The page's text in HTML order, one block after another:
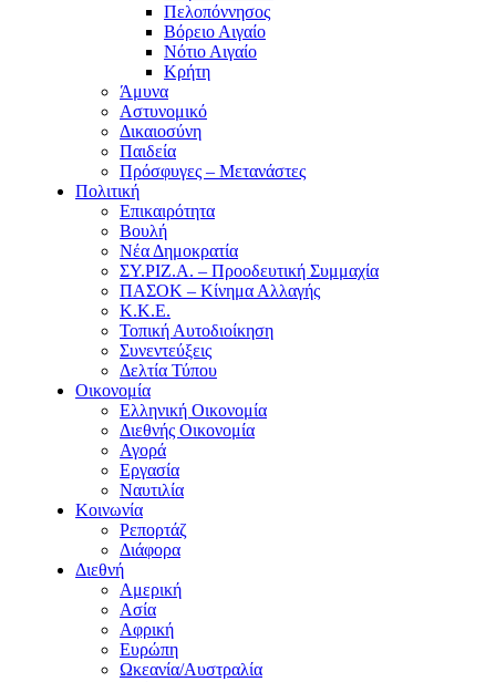
Πελοπόννησος
Βόρειο Αιγαίο
Νότιο Αιγαίο
Κρήτη
Άμυνα
Αστυνομικό
Δικαιοσύνη
Παιδεία
Πρόσφυγες – Μετανάστες
Πολιτική
Επικαιρότητα
Βουλή
Νέα Δημοκρατία
ΣΥ.ΡΙΖ.Α. – Προοδευτική Συμμαχία
ΠΑΣΟΚ – Κίνημα Αλλαγής
Κ.Κ.Ε.
Τοπική Αυτοδιοίκηση
Συνεντεύξεις
Δελτία Τύπου
Οικονομία
Ελληνική Οικονομία
Διεθνής Οικονομία
Αγορά
Εργασία
Ναυτιλία
Κοινωνία
Ρεπορτάζ
Διάφορα
Διεθνή
Αμερική
Ασία
Αφρική
Ευρώπη
Ωκεανία/Αυστραλία